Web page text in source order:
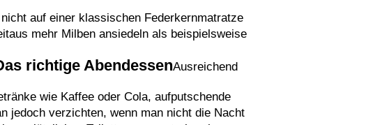
auf einer klassischen Federkernmatratze
mehr Milben ansiedeln als beispielsweise
richtige AbendessenAusreichend
wie Kaffee oder Cola, aufputschende
jedoch verzichten, wenn man nicht die Nacht